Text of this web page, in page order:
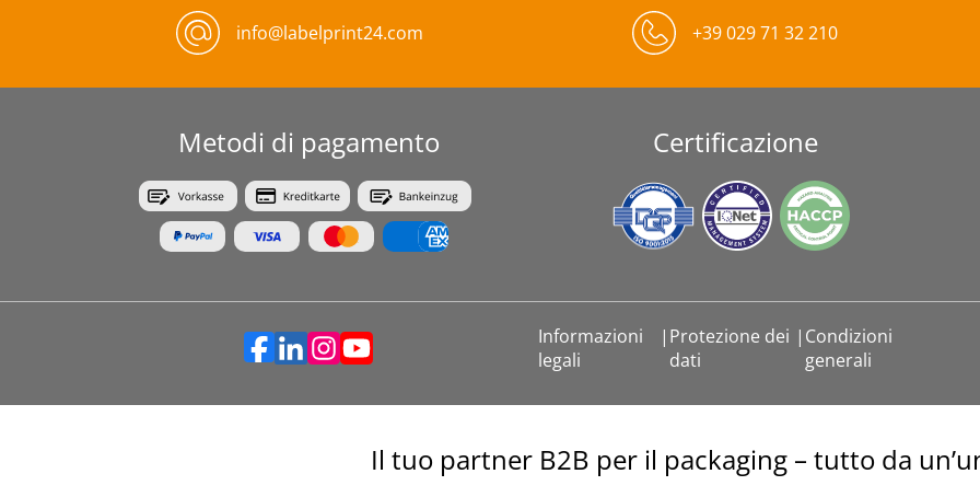
info@labelprint24.com +39 029 71 32 210
Metodi di pagamento Certificazione
Informazioni
legali
| Protezione dei
dati
| Condizioni
generali
Il tuo partner B2B per il packaging – tutto da